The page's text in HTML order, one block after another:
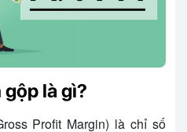
là gì?
Profit Margin) là chỉ số